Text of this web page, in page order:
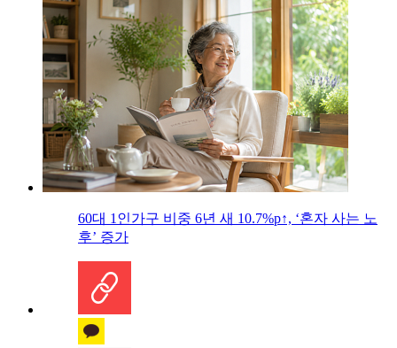
60대 1인가구 비중 6년 새 10.7%p↑, ‘혼자 사는 노
후’ 증가